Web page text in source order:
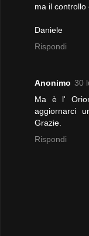
ma il controllo
Daniele
Rispondi
Anonimo 30
Ma è l'
aggiornarci
Grazie.
Rispondi